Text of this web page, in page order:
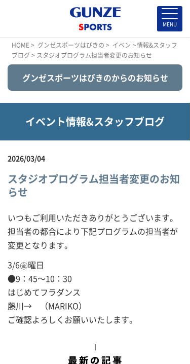
HOME> グンゼスポーツはびきの > イベント情報&スタッフ
ブログ> スタジオプログラム担当者変更のお知らせ
グンゼスポーツはびきのからのお知らせ
イベント情報&スタッフブログ
2026/03/04
スタジオプログラム担当者変更のお知
らせ
いつもご利用いただきありがとうございます。
担当者の都合により下記プログラムの担当者が
変更となります。
3/6㊎曜日
●9：45～10：30
はじめてフラダンス
藤川→ （MARIKO）
ご確認よろしくお願いいたします。